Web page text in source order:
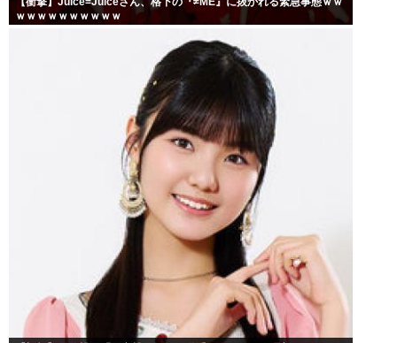
ｗｗｗｗｗｗｗｗｗｗ